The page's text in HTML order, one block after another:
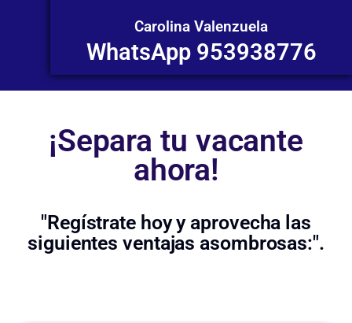
Carolina Valenzuela
WhatsApp 953938776
¡Separa tu vacante
ahora!
"Regístrate hoy y aprovecha las
siguientes ventajas asombrosas:".